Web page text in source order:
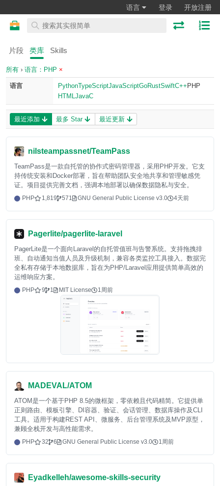
语言 登录 开放注册
片段 类库 Skills
所有 › 语言：PHP ×
语言 PythonTypeScriptJavaScriptGoRustSwiftC++ PHP
HTMLJavaC
最近添加 最多 Star 最近更新
nilsteampassnet/TeamPass
TeamPass是一款自托管的协作式密码管理器，采用PHP开发。它支
持传统安装和Docker部署，旨在帮助团队安全地共享和管理敏感凭
证。项目提供完善文档，强调本地部署以确保数据隐私与安全。
PHP 1,819 571 GNU General Public License v3.0 4天前
Pagerlite/pagerlite-laravel
PagerLite是一个面向Laravel的自托管值班与告警系统。支持拖拽排
班、自动通知当值人员及升级机制，兼容各类监控工具接入。数据完
全私有存储于本地数据库，旨在为PHP/Laravel应用提供简单高效的
运维响应方案。
PHP 9 1 MIT License 1周前
MADEVAL/ATOM
ATOM是一个基于PHP 8.5的微框架，零依赖且代码精简。它提供单
正则路由、模板引擎、DI容器、验证、会话管理、数据库操作及CLI
工具。适用于构建REST API、微服务、后台管理系统及MVP原型，
兼顾全栈开发与高性能需求。
PHP 32 6 GNU General Public License v3.0 1周前
Eyadkelleh/awesome-skills-security